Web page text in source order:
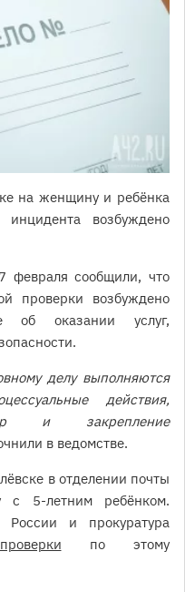
на женщину и ребёнка
возбуждено
февраля сообщили, что
проверки возбуждено
об оказании услуг,
делу выполняются
действия,
и закрепление
в ведомстве.
в отделении почты
5-летним ребёнком.
России и прокуратура
проверки по этому